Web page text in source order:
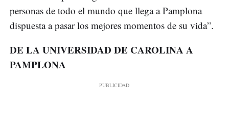
personas de todo el mundo que llega a Pamplona
dispuesta a pasar los mejores momentos de su vida”.
DE LA UNIVERSIDAD DE CAROLINA A
PAMPLONA